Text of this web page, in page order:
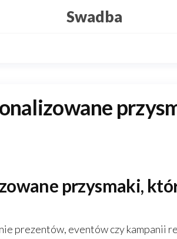
Swadba
przysmaki,
prezentów, eventów czy kampanii